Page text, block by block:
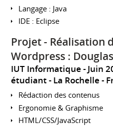
Langage : Java
IDE : Eclipse
Projet - Réalisation
Wordpress :
IUT Informatique Juin
étudiant
La Rochelle
Rédaction des contenus
Ergonomie & Graphisme
HTML/CSS/JavaScript